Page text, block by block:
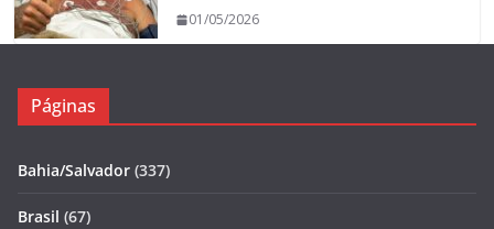
01/05/2026
Páginas
Bahia/Salvador (337)
Brasil (67)